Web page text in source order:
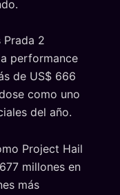
Prada 2
performance
de US$ 666
como uno
del año.
Project Hail
millones en
más